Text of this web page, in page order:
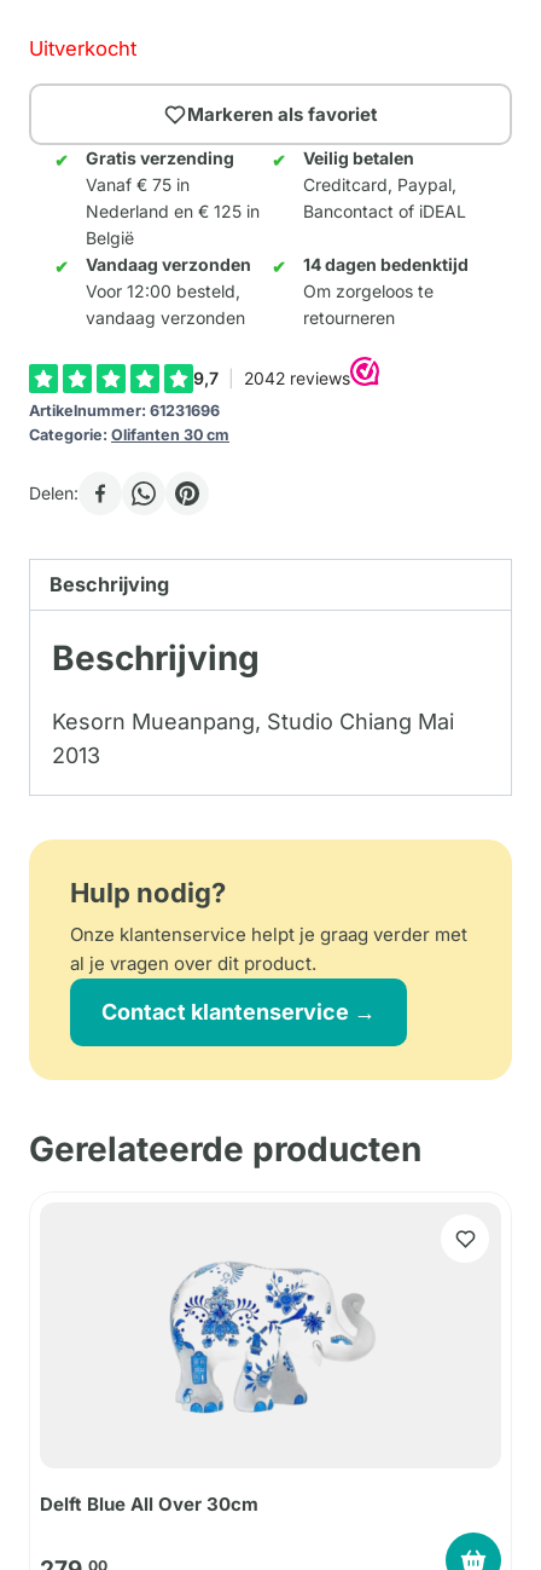
Uitverkocht
Markeren als favoriet
Gratis verzending
Vanaf € 75 in
Nederland en € 125 in
België
Veilig betalen
Creditcard, Paypal,
Bancontact of iDEAL
Vandaag verzonden
Voor 12:00 besteld,
vandaag verzonden
14 dagen bedenktijd
Om zorgeloos te
retourneren
Artikelnummer: 61231696
Categorie: Olifanten 30 cm
Delen:
Beschrijving
Beschrijving
Kesorn Mueanpang, Studio Chiang Mai
2013
Hulp nodig?
Onze klantenservice helpt je graag verder met
al je vragen over dit product.
Contact klantenservice →
Gerelateerde producten
Delft Blue All Over 30cm
00